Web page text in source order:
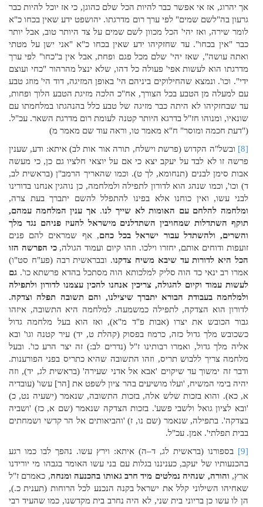
אך יהרוג, אז אי אפשר כבר להיות הכל שלם כהוגן, כי אז יוכל להיות כבר
גרעון בה"לשם שמים" לפי ערך רום מדרגתו. יהושפט ידע שאין בכחו כ"א
לומר שירה, ואז יהי' הכל מכוון לשם שמים על צד היותר טוב, אבל יותר
כבר "אין בכחו". עד שחזקיהו ידע שאין בכחו כ"א "אני ישן על מטתי
ואתה עושה", שאז יהי' שלם מכל פגם ופחת, אבל אין ב"כחו" לפי ערך
מדרגתו הוא לעשות אפי' פעולה כל דהו, שלא ינצל מהרהור "כחי ועוצם
ידי". וכו'. ונמצא שהחילוקים ביניהם הי' באופן המזיגה, דוד הי' מוזג טבע
עם למעלה מן הטבע בכל הצורך, אח"כ הלכה מזיגת הטבע הלוך ופחות,
עד שבחזקיהו לא היתה כבר מזיגה של טבע כלל בהנהגתו במלחמתו עם
שונאיו, ומנוהו חז"ל בדרגא היותר קטנה לעומת רום מדרגת השאר. עכ"ל.
("דעת חכמה ומוסר" ח"א מאמר טו, וראה עוד שם מאמר מ)
[8]
ובשל"ה הקדוש (פרשת וישלח, תורה אור אות לב) איתא: ודע, שענין
פרשה זו לא לבד על יעקב יצא כי אם על יוצאי חלציו גם כן, כי מעשה
אבות סימן לבנים (תנחומא, לך ט). וכמו שהאריך הרמב"ן (בראשית לב,
ד) וכו', וכמו שנהג הוא לדורון לתפילה ולמלחמה, כן נוהגין אנחנו בדורינו
לבני עשו, ואין כוחנו אלא בפינו להתפלל להשם יתברך בעת צרה,
ומלחמה להלחם עם האומות לא שייך לנו. אך ענין המלחמה עמהם,
תוקף השתדלות שמחויבין השתדלנים מישראל להעיז פניהם נגד מלך
והשרים, ולהשתדל עבור ישראל בכל כחם, אף שמראים להם פנים
זועפות ודוחים אותם, יחזרו וילכו. וזהו קיום ועמוד הגולה,כי הפרשה הזו
הכל היא לדורות עד שיבא משיח צדקנו. ובבראשית רבה (פע"ח סט"ו)
אמרו רב ינאי כד הוה סליק למלכותא הוה מסתכל בהדא פרשתא כו'. גם
לעשות עמוד וקיום להגולה, צריכין אנחנו להכין עצמנו לדורון ולתפילה
ולמלחמה בעבודת הבורא יתברך שיצילנו, והם תשובה תפלה וצדקה.
לדורון הוא הצדקה, לתפילה כמשמעה. למלחמה היא התשובה, איזהו
גבור הכובש את יצרו (אבות פ"ד מ"א), ואז הוא בעל מלחמה גדול
כשכובש מלך גדול כזה, כרמוז בפסוק (קהלת ט, יד) עיר קטנה וגו' ובא
אליה מלך גדול, ואמרו רבותינו ז"ל (נדרים לב:) זה יצר הרע כו'. ובעל
מלחמה צריך ללבוש תריס, וזהו התשובה שהיא כתריס בפני הפורענות.
ודבר זה ימשוך עד שיקוים 'אבא אל אדני שעירה' (בראשית לג, יד), וזה
יהיה בימי המשיח, 'ועלו מושיעים בהר ציון לשפט את [הר] עשו' (עובדיה
א, כא). והוא בזכות שלש אלה, בזכות התשובה, שנאמר (ישעיה נט, כ)
'ובא לציון גואל ולשבי פשע'. בזכות הצדקה שנאמר (שם א, כז) 'ושביה
בצדקה'. בתפילה, שנאמר (שם נו, ז) 'והביאותים אל הר קדשי ושמחתים
בבית תפלתי'. אמן. עכ"ל.
[9]
בספורנו (בראשית לג, ד–ה) איתא: וירץ עשו. נהפך לבו כמו רגע
בהכנעותיו של יעקב, כעניננו בגלות עם בני עשו האומר בגבהו מי יורידנו
ארץ, והורה, שנהיה נמלטים מיד חרב גאותו בהכנעה ומנחה, כאמרם ז"ל
שאחיהו השילוני קלל את ישראל בקנה הנכנע לכל הרוחות (תענית כ.),
הן לו עשו כן בריוני בית שני, לא היה נחרב בית מקדשנו, כמו שהעיד רבי